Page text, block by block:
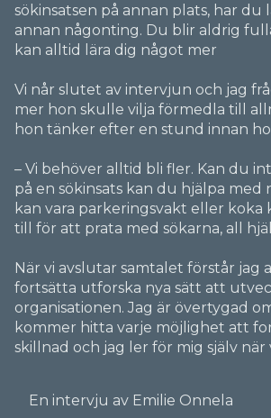
sökinsatsen på annan plats, har du
annan någonting. Du blir aldrig
kan alltid lära dig något mer
Vi når slutet av intervjun och jag
mer hon skulle vilja förmedla till
hon tänker efter en stund innan
– Vi behöver alltid bli fler. Kan du
på en sökinsats kan du hjälpa med
kan vara parkeringsvakt eller koka
till för att prata med sökarna, all
När vi avslutar samtalet förstår jag
fortsätta utforska nya sätt att
organisationen. Jag är övertygad
kommer hitta varje möjlighet att
skillnad och jag ler för mig själv när
En intervju av Emilie Onnela